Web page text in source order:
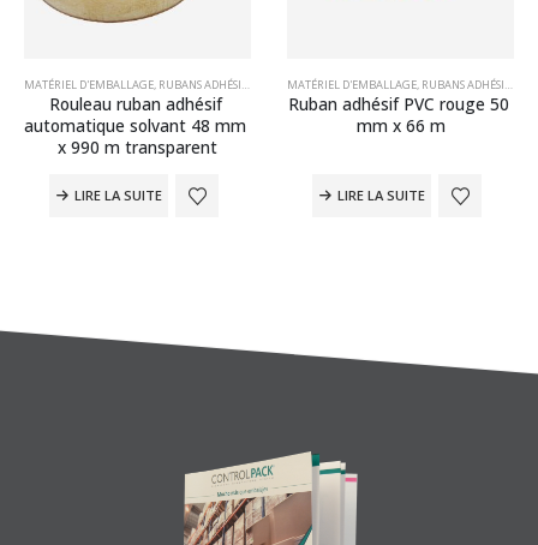
PP ACRYLIQUES
ADHÉSIFS EN POLYPROPYLÈNE (PP),RUBANS ADHÉSIFS PP SOLVANT
MATÉRIEL D'EMBALLAGE, RUBANS ADHÉSIFS RUBANS ADHÉSIFS EN POLYPROPYLÈNE (PP),RUBANS
Rouleau ruban adhésif
automatique solvant 48 mm
x 990 m transparent
LIRE LA SUITE
MATÉRIEL D'EMBALLAGE, RUBANS ADHÉSIFS
Ruban adhésif PVC rouge 50
mm x 66 m
LIRE LA SUITE